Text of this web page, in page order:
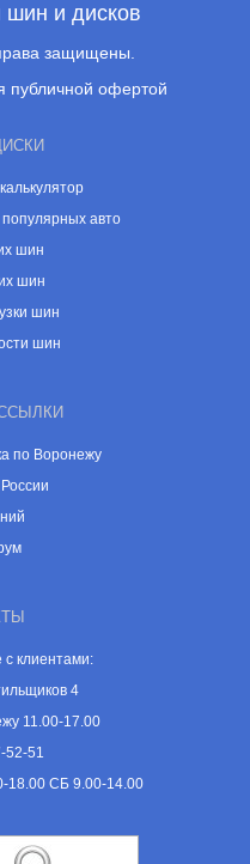
шин и дисков
защищены.
публичной офертой
авто
шин
шин
шин
шин
по Воронежу
с клиентами:
4
11.00-17.00
52-51
18.00 СБ 9.00-14.00